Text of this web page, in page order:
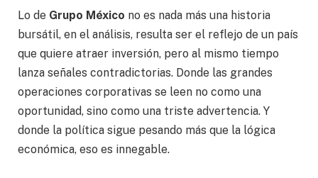
Lo de Grupo México no es nada más una historia
bursátil, en el análisis, resulta ser el reflejo de un país
que quiere atraer inversión, pero al mismo tiempo
lanza señales contradictorias. Donde las grandes
operaciones corporativas se leen no como una
oportunidad, sino como una triste advertencia. Y
donde la política sigue pesando más que la lógica
económica, eso es innegable.